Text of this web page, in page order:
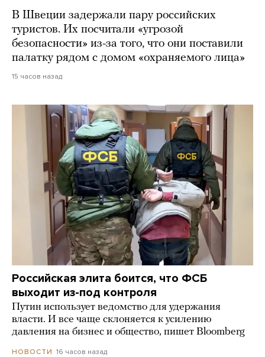
В Швеции задержали пару российских
туристов. Их посчитали «угрозой
безопасности» из-за того, что они поставили
палатку рядом с домом «охраняемого лица»
15 часов назад
Российская элита боится, что ФСБ
выходит из-под контроля
Путин использует ведомство для удержания
власти. И все чаще склоняется к усилению
давления на бизнес и общество, пишет Bloomberg
НОВОСТИ 16 часов назад